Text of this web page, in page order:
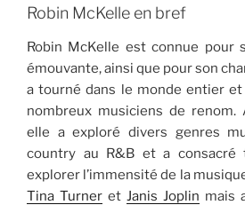
Robin McKelle en bref
Robin McKelle est connue pour
émouvante, ainsi que pour son
a tourné dans le monde entier et
nombreux musiciens de renom.
elle a exploré divers genres
country au R&B et a consacré
explorer l’immensité de la
Tina Turner et Janis Joplin mais